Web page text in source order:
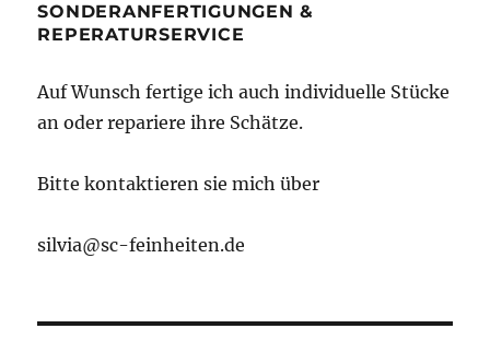
SONDERANFERTIGUNGEN &
REPERATURSERVICE
Auf Wunsch fertige ich auch individuelle Stücke
an oder repariere ihre Schätze.
Bitte kontaktieren sie mich über
silvia@sc-feinheiten.de